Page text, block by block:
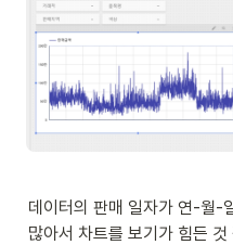
데이터의 판매 일자가 연-월-
많아서 차트를 보기가 힘든